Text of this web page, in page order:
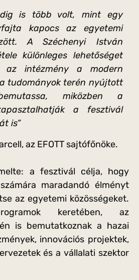
is több volt, mint egy
kapocs az egyetemi
A Széchenyi István
különleges lehetőséget
intézmény a modern
tudományok terén nyújtott
miközben a
a fesztivál
is”
az EFOTT sajtófőnöke.
a fesztivál célja, hogy
maradandó élményt
az egyetemi közösségeket.
keretében, az
is bemutatkoznak a hazai
innovációs projektek,
és a vállalati szektor